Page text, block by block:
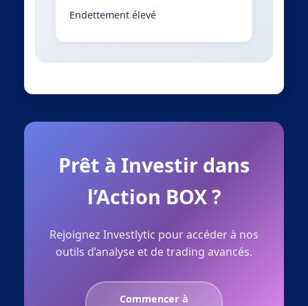
Endettement élevé
Prêt à Investir dans
l’Action BOX ?
Rejoignez Investlytic pour accéder à nos
outils d’analyse et de trading avancés.
Commencer à